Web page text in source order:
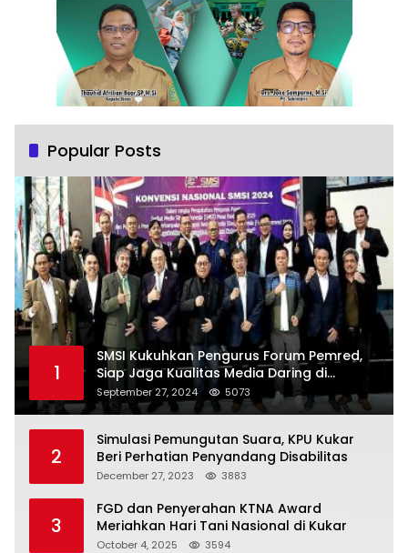
Popular Posts
1
SMSI Kukuhkan Pengurus Forum Pemred,
Siap Jaga Kualitas Media Daring di
Indonesia
September 27, 2024 5073
2
Simulasi Pemungutan Suara, KPU Kukar
Beri Perhatian Penyandang Disabilitas
December 27, 2023 3883
3
FGD dan Penyerahan KTNA Award
Meriahkan Hari Tani Nasional di Kukar
October 4, 2025 3594